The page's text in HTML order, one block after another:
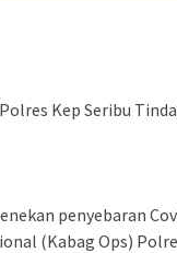
Kep Seribu
penyebaran
(Kabag Ops)